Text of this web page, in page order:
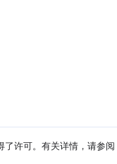
了许可。有关详情，请参阅